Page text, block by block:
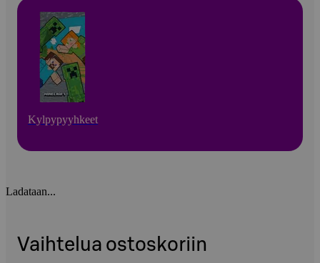
Kylpypyyhkeet
Ladataan...
Vaihtelua ostoskoriin